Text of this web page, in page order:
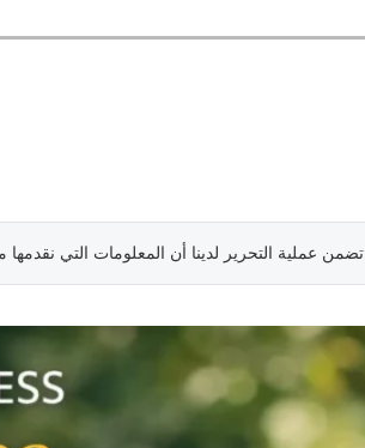
تضمن عملية التحرير لدينا أن المعلومات التي